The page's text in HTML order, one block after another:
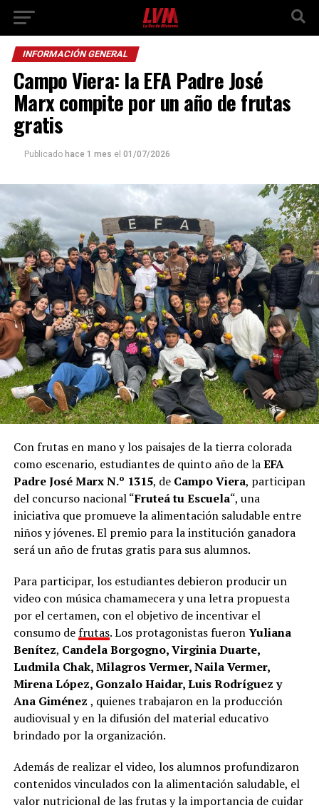
INFORMACIÓN GENERAL
Campo Viera: la EFA Padre José
Marx compite por un año de frutas
gratis
Publicado hace 1 mes el 01/07/2026
Con frutas en mano y los paisajes de la tierra colorada
como escenario, estudiantes de quinto año de laEFA
Padre José Marx N.º 1315, de Campo Viera, participan
del concurso nacional “Fruteá tu Escuela“, una
iniciativa que promueve la alimentación saludable entre
niños y jóvenes. El premio para la institución ganadora
será un año de frutas gratis para sus alumnos.
Para participar, los estudiantes debieron producir un
video con música chamamecera y una letra propuesta
por el certamen, con el objetivo de incentivar el
consumo defrutas. Los protagonistas fueronYuliana
Benítez, Candela Borgogno,VirginiaDuarte,
Ludmila Chak,MilagrosVermer,NailaVermer,
MirenaLópez, Gonzalo Haidar, Luis Rodríguez y
Ana Giménez , quienes trabajaron en la producción
audiovisual y en la difusión del material educativo
brindado por la organización.
Además de realizar el video, los alumnos profundizaron
contenidos vinculados con la alimentación saludable, el
valor nutricional de las frutas y la importancia de cuidar